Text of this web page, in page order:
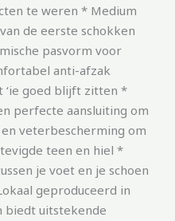
te weren * Medium
de eerste schokken
pasvorm voor
anti-afzak
‘ie goed blijft zitten *
perfecte aansluiting om
veterbescherming om
teen en hiel *
je voet en je schoen
geproduceerd in
biedt uitstekende